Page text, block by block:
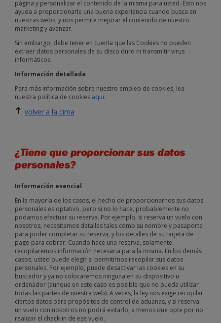
página y personalizar el contenido de la misma para usted. Esto nos
ayuda a proporcionarle una buena experiencia cuando busca en
nuestras webs, y nos permite mejorar el contenido de nuestro
marketing y avanzar.
Sin embargo, debe tener en cuenta que las Cookies no pueden
extraer datos personales de su disco duro ni transmitir virus
informáticos.
Información detallada
Para más información sobre nuestro empleo de cookies, lea
nuestra política de cookies aqui.
volver a la cima
¿Tiene que proporcionar sus datos
personales?
Información esencial
En la mayoría de los casos, el hecho de proporcionarnos sus datos
personales es optativo, pero si no lo hace, probablemente no
podamos efectuar su reserva. Por ejemplo, si reserva un vuelo con
nosotros, necesitamos detalles tales como su nombre y pasaporte
para poder completar su reserva, y los detalles de su tarjeta de
pago para cobrar. Cuando hace una reserva, solamente
recopilaremos información necesaria para la misma. En los demás
casos, usted puede elegir si permitirnos recopilar sus datos
personales. Por ejemplo, puede desactivar las cookies en su
buscador y ya no colocaremos ninguna en su dispositivo u
ordenador (aunque en este caso es posible que no pueda utilizar
todas las partes de nuestra web). A veces, la ley nos exige recopilar
ciertos datos para propósitos de control de aduanas, y si reserva
un vuelo con nosotros no podrá evitarlo, a menos que opte por no
realizar el check-in de ese vuelo.